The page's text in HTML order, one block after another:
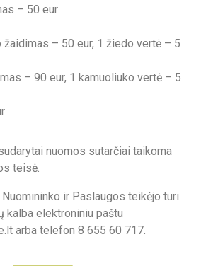
– 50 eur
– 50 eur, 1 žiedo vertė – 5
– 90 eur, 1 kamuoliuko vertė – 5
nuomos sutarčiai taikoma
teisė.
ir Paslaugos teikėjo turi
kalba elektroniniu paštu
arba telefon 8 655 60 717.